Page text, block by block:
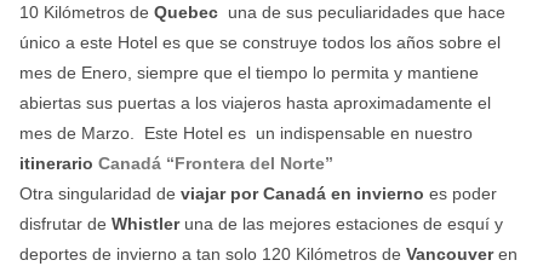
10 Kilómetros de Quebec una de sus peculiaridades que hace
único a este Hotel es que se construye todos los años sobre el
mes de Enero, siempre que el tiempo lo permita y mantiene
abiertas sus puertas a los viajeros hasta aproximadamente el
mes de Marzo. Este Hotel es un indispensable en nuestro
itinerario Canadá “Frontera del Norte”
Otra singularidad de viajar por Canadá en invierno es poder
disfrutar de Whistler una de las mejores estaciones de esquí y
deportes de invierno a tan solo 120 Kilómetros de Vancouveren